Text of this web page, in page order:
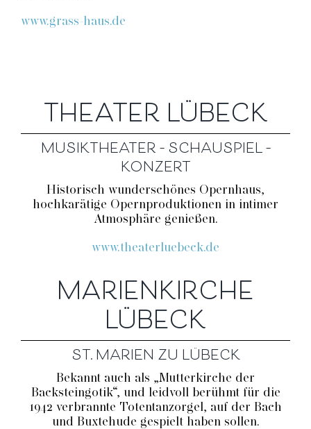
www.grass-haus.de
THEATER LÜBECK
MUSIKTHEATER – SCHAUSPIEL –
KONZERT
Historisch wunderschönes Opernhaus,
hochkarätige Opernproduktionen in intimer
Atmosphäre genießen.
www.theaterluebeck.de
MARIENKIRCHE
LÜBECK
ST. MARIEN ZU LÜBECK
Bekannt auch als „Mutterkirche der
Backsteingotik“, und leidvoll berühmt für die
1942 verbrannte Totentanzorgel, auf der Bach
und Buxtehude gespielt haben sollen.